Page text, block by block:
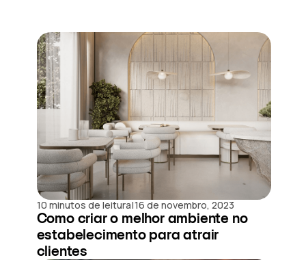
10 minutos de leitura|16 de novembro, 2023
Como criar o melhor ambiente no
estabelecimento para atrair
clientes